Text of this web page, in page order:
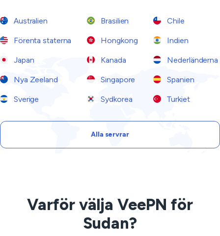
Australien Brasilien Chile
Förenta staterna Hongkong Indien
Japan Kanada Nederländerna
Nya Zeeland Singapore Spanien
Sverige Sydkorea Turkiet
Alla servrar
Varför välja VeePN för
Sudan?